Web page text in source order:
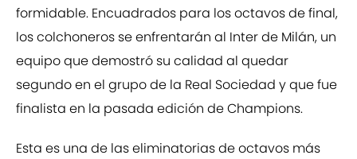
formidable. Encuadrados para los octavos de final,
los colchoneros se enfrentarán al Inter de Milán, un
equipo que demostró su calidad al quedar
segundo en el grupo de la Real Sociedad y que fue
finalista en la pasada edición de Champions.
Esta es una de las eliminatorias de octavos más